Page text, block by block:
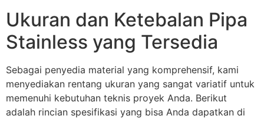
Ukuran dan Ketebalan Pipa
Stainless yang Tersedia
Sebagai penyedia material yang komprehensif, kami
menyediakan rentang ukuran yang sangat variatif untuk
memenuhi kebutuhan teknis proyek Anda. Berikut
adalah rincian spesifikasi yang bisa Anda dapatkan di